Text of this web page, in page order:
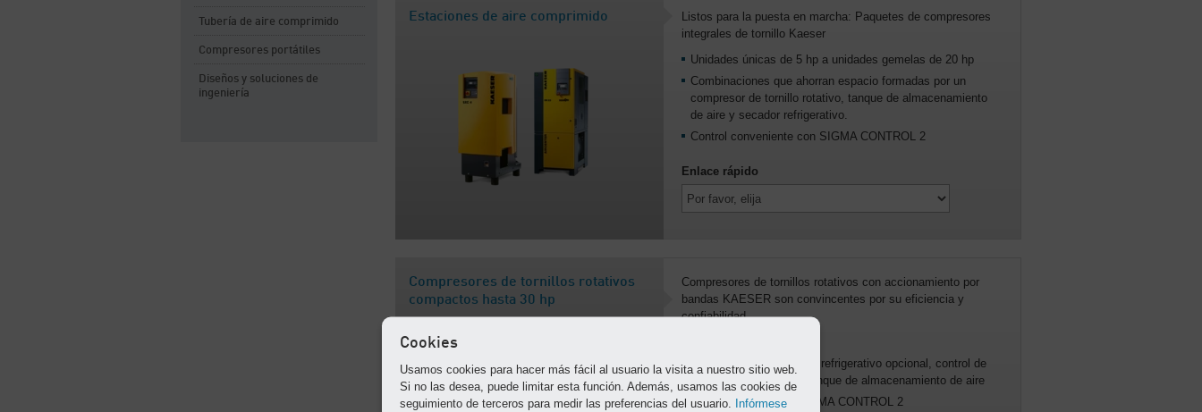
Tubería de aire comprimido
Compresores portátiles
Diseños y soluciones de
ingeniería
Estaciones de aire comprimido
Listos para la puesta en marcha: Paquetes de compresores
integrales de tornillo Kaeser
Unidades únicas de 5 hp a unidades gemelas de 20 hp
Combinaciones que ahorran espacio formadas por un
compresor de tornillo rotativo, tanque de almacenamiento
de aire y secador refrigerativo.
Control conveniente con SIGMA CONTROL 2
Enlace rápido
Compresores de tornillos rotativos
compactos hasta 30 hp
Compresores de tornillos rotativos con accionamiento por
bandas KAESER son convincentes por su eficiencia y
confiabilidad.
Disponibles con secador refrigerativo opcional, control de
velocidad variable y/o tanque de almacenamiento de aire
Control intuitivo con SIGMA CONTROL 2
Cookies
Usamos cookies para hacer más fácil al usuario la visita a nuestro sitio web.
Si no las desea, puede limitar esta función. Además, usamos las cookies de
seguimiento de terceros para medir las preferencias del usuario. Infórmese